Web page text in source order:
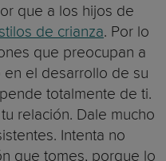
que a los hijos de
de crianza. Por lo
que preocupan a
el desarrollo de su
totalmente de ti.
relación. Dale mucho
Intenta no
que tomes, porque lo